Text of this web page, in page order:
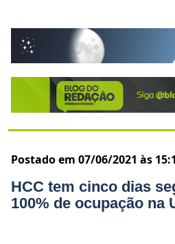
Postado em 07/06/2021 às
HCC tem cinco dias
100% de ocupação na